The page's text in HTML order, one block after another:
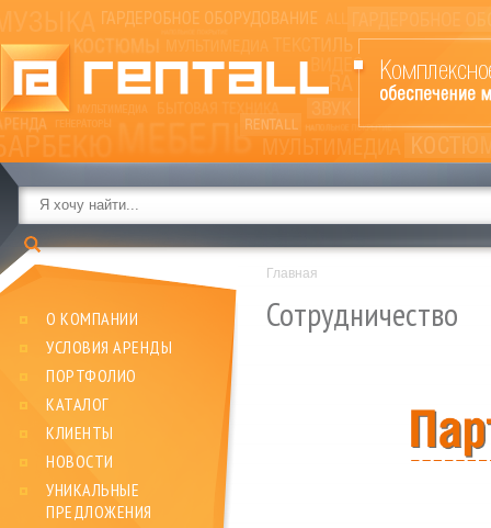
О КОМПАНИИ
УСЛОВИЯ АРЕНДЫ
ПОРТФОЛИО
КАТАЛОГ
КЛИЕНТЫ
НОВОСТИ
УНИКАЛЬНЫЕ
ПРЕДЛОЖЕНИЯ
Главная
Сотрудничество